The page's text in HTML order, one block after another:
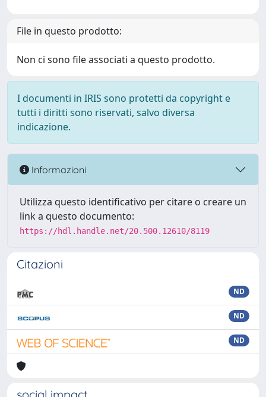
File in questo prodotto:
Non ci sono file associati a questo prodotto.
I documenti in IRIS sono protetti da copyright e
tutti i diritti sono riservati, salvo diversa
indicazione.
Informazioni
Utilizza questo identificativo per citare o creare un
link a questo documento:
https://hdl.handle.net/20.500.12610/8119
Citazioni
ND
ND
ND